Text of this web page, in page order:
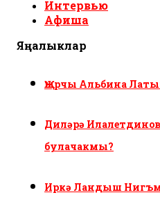
Интервью
Афиша
Яңалыклар
Җырчы Альбина
Диләрә
булачакмы?
Иркә Ландыш